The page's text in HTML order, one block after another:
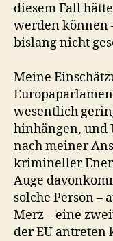
diesem Fall
werden können
bislang nicht
Meine
wesentlich
hinhängen, und
nach meiner
krimineller
Auge
solche Person
Merz – eine
der EU antreten